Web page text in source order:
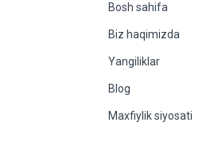
Bosh sahifa
Biz haqimizda
Yangiliklar
Blog
Maxfiylik siyosati